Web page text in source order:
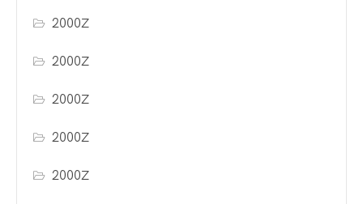
2000Z
2000Z
2000Z
2000Z
2000Z